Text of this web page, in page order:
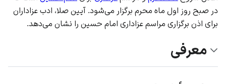
در صبح روز اول ماه محرم برگزار می‌شود. آیین صلا، ادب عزاداران
برای اذن برگزاری مراسم عزاداری امام حسین را نشان می‌دهد.
معرفی